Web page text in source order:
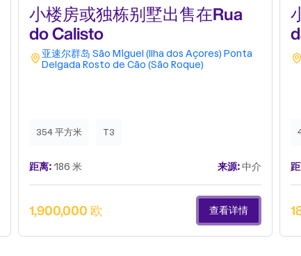
小楼房或独栋别墅出售在Rua
do Calisto
亚速尔群岛 São Miguel (Ilha dos Açores) Ponta
Delgada Rosto de Cão (São Roque)
354 平方米 T3
距离:186 米 来源:中介
1,900,000 欧 查看详情